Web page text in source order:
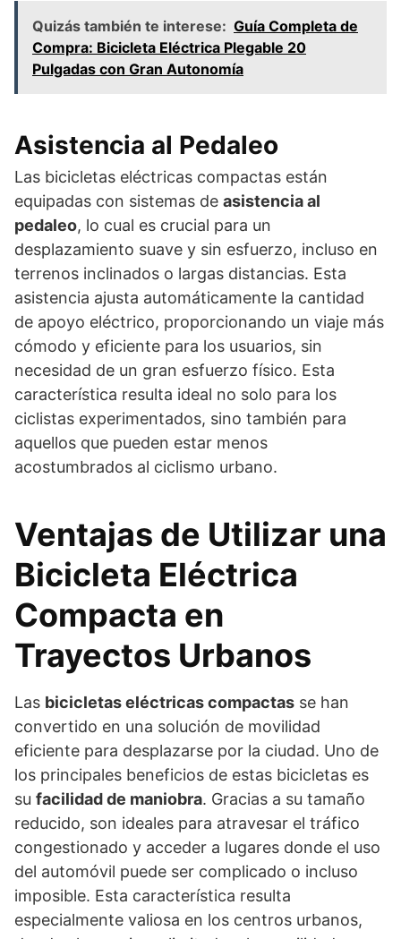
Quizás también te interese: Guía Completa de
Compra: Bicicleta Eléctrica Plegable 20
Pulgadas con Gran Autonomía
Asistencia al Pedaleo
Las bicicletas eléctricas compactas están
equipadas con sistemas de asistencia al
pedaleo, lo cual es crucial para un
desplazamiento suave y sin esfuerzo, incluso en
terrenos inclinados o largas distancias. Esta
asistencia ajusta automáticamente la cantidad
de apoyo eléctrico, proporcionando un viaje más
cómodo y eficiente para los usuarios, sin
necesidad de un gran esfuerzo físico. Esta
característica resulta ideal no solo para los
ciclistas experimentados, sino también para
aquellos que pueden estar menos
acostumbrados al ciclismo urbano.
Ventajas de Utilizar una
Bicicleta Eléctrica
Compacta en
Trayectos Urbanos
Las bicicletas eléctricas compactas se han
convertido en una solución de movilidad
eficiente para desplazarse por la ciudad. Uno de
los principales beneficios de estas bicicletas es
su facilidad de maniobra. Gracias a su tamaño
reducido, son ideales para atravesar el tráfico
congestionado y acceder a lugares donde el uso
del automóvil puede ser complicado o incluso
imposible. Esta característica resulta
especialmente valiosa en los centros urbanos,